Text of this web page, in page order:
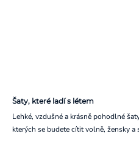
Šaty, které ladí s létem
Lehké, vzdušné a krásně pohodlné
kterých se budete cítit volně, žensky a